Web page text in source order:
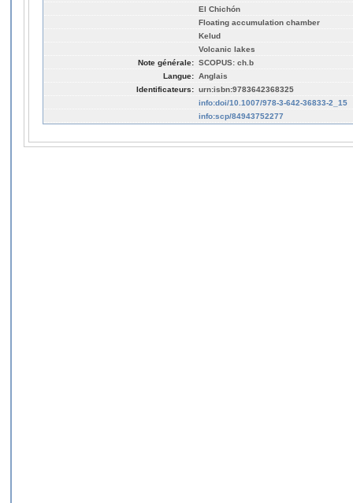
El Chichón
Floating accumulation chamber
Kelud
Volcanic lakes
Note générale: SCOPUS: ch.b
Langue: Anglais
Identificateurs: urn:isbn:9783642368325
info:doi/10.1007/978-3-642-36833-2_15
info:scp/84943752277